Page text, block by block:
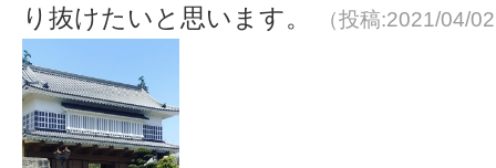
り抜けたいと思います。
（投稿:2021/04/